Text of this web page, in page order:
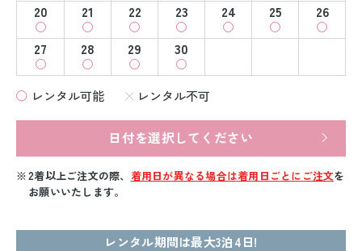
20
21 22 23 24 25
26
27
28 29 30
レンタル可能 レンタル不可
日付を選択してください
2着以上ご注文の際、 着用日が異なる場合は着用日ごとにご注文を
お願いいたします。
レンタル期間は最大3泊4日!